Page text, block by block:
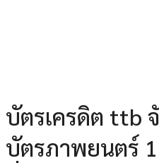
บัตรเครดิต ttb
บัตรภาพยนตร์